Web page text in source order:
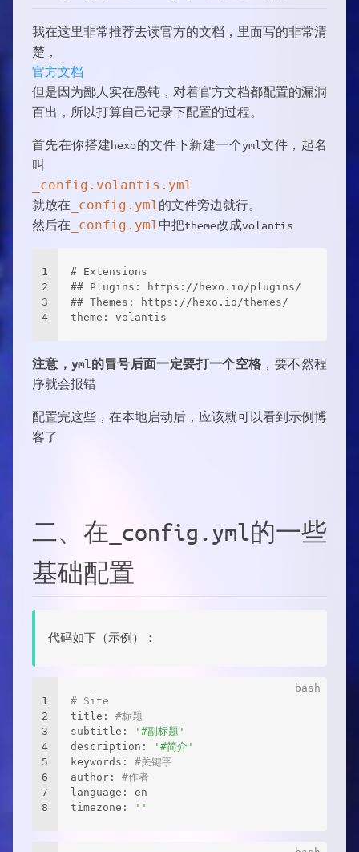
我在这里非常推荐去读官方的文档，里面写的非常清
楚，
官方文档
但是因为鄙人实在愚钝，对着官方文档都配置的漏洞
百出，所以打算自己记录下配置的过程。
首先在你搭建hexo的文件下新建一个yml文件，起名
叫
_config.volantis.yml
就放在 _config.yml的文件旁边就行。
然后在 _config.yml中把theme改成volantis
1
2
3
4
# Extensions
## Plugins: https://hexo.io/plugins/
## Themes: https://hexo.io/themes/
theme: volantis
注意，yml的冒号后面一定要打一个空格 ，要不然程
序就会报错
配置完这些，在本地启动后，应该就可以看到示例博
客了
二、在_config.yml的一些
基础配置
代码如下（示例）：
1
2
3
4
5
6
7
8
# Site
title: #标题
subtitle:
'#副标题'
description:
'#简介'
keywords: #关键字
author: #作者
language: en
timezone:
''